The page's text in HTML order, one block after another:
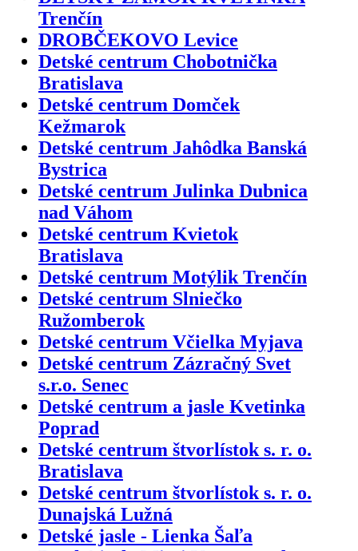
Trenčín
DROBČEKOVO Levice
Detské centrum Chobotnička
Bratislava
Detské centrum Domček
Kežmarok
Detské centrum Jahôdka Banská
Bystrica
Detské centrum Julinka Dubnica
nad Váhom
Detské centrum Kvietok
Bratislava
Detské centrum Motýlik Trenčín
Detské centrum Slniečko
Ružomberok
Detské centrum Včielka Myjava
Detské centrum Zázračný Svet
s.r.o. Senec
Detské centrum a jasle Kvetinka
Poprad
Detské centrum štvorlístok s. r. o.
Bratislava
Detské centrum štvorlístok s. r. o.
Dunajská Lužná
Detské jasle - Lienka Šaľa